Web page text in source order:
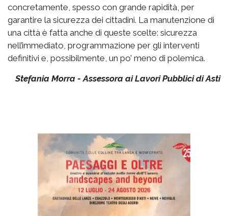
concretamente, spesso con grande rapidità, per
garantire la sicurezza dei cittadini. La manutenzione di
una città è fatta anche di queste scelte: sicurezza
nell’immediato, programmazione per gli interventi
definitivi e, possibilmente, un po’ meno di polemica.
Stefania Morra - Assessora ai Lavori Pubblici di Asti